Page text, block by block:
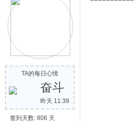
TA的每日心情
奋斗
昨天 11:39
签到天数: 806 天